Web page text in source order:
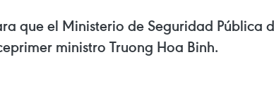
que el Ministerio de Seguridad Pública
ministro Truong Hoa Binh.